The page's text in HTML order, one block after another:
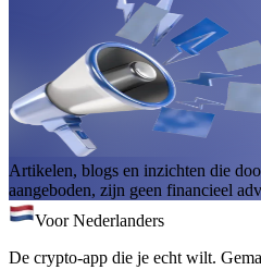
Artikelen, blogs en inzichten die
aangeboden, zijn geen financieel
Voor Nederlanders
De crypto-app die je echt wilt.